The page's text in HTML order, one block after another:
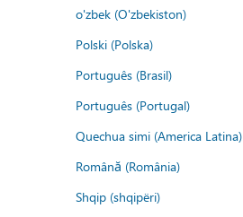
o'zbek (O'zbekiston)
Polski (Polska)
Português (Brasil)
Português (Portugal)
Quechua simi (America Latina)
Română (România)
Shqip (shqipëri)